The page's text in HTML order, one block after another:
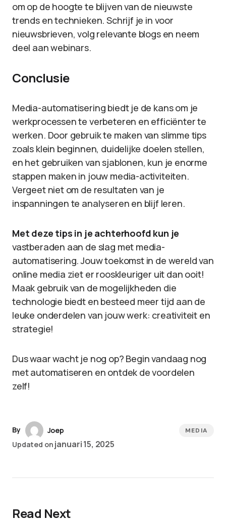
om op de hoogte te blijven van de nieuwste
trends en technieken. Schrijf je in voor
nieuwsbrieven, volg relevante blogs en neem
deel aan webinars.
Conclusie
Media-automatisering biedt je de kans om je
werkprocessen te verbeteren en efficiënter te
werken. Door gebruik te maken van slimme tips
zoals klein beginnen, duidelijke doelen stellen,
en het gebruiken van sjablonen, kun je enorme
stappen maken in jouw media-activiteiten.
Vergeet niet om de resultaten van je
inspanningen te analyseren en blijf leren.
Met deze tips in je achterhoofd kun je
vastberaden aan de slag met media-
automatisering. Jouw toekomst in de wereld van
online media ziet er rooskleuriger uit dan ooit!
Maak gebruik van de mogelijkheden die
technologie biedt en besteed meer tijd aan de
leuke onderdelen van jouw werk: creativiteit en
strategie!
Dus waar wacht je nog op? Begin vandaag nog
met automatiseren en ontdek de voordelen
zelf!
By
Joep
Updated on januari 15, 2025
MEDIA
Read Next